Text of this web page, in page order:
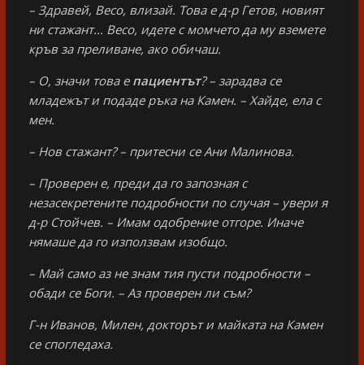
– Здравей, Весо, влизай. Това е д-р Гетов, новият
ни стажант… Весо, идете с момчето да му вземете
кръв за преливане, ако обичаш.
– О, значи това е пациентът? – зарадва се
младежът и подаде ръка на Камен. – Хайде, ела с
мен.
– Нов стажант? – притесни се Ани Малинова.
– Проверен е, преди да го запозная с
незасекретените подробности по случая – увери я
д-р Стойчев. – Имам одобрение отгоре. Иначе
нямаше да го използвам изобщо.
– Май само аз не знам тия пусти подробности –
обади се Боги. – Аз проверен ли съм?
Г-н Иванов, Милен, докторът и майката на Камен
се спогледаха.